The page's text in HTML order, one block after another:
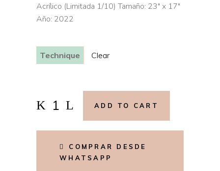
Acrílico (Limitada 1/10) Tamaño: 23″ x 17″
Año: 2022
Technique Clear
Nostalgia
Inmigrante
ADD TO CART
COMPRAR DESDE
WHATSAPP